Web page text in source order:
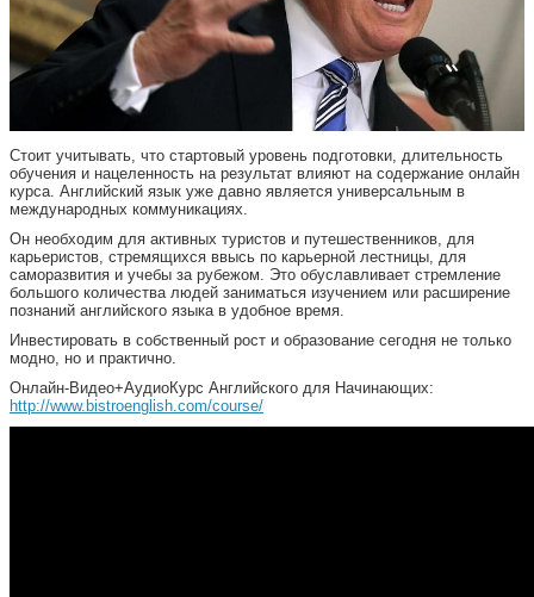
Стоит учитывать, что стартовый уровень подготовки, длительность
обучения и нацеленность на результат влияют на содержание онлайн
курса. Английский язык уже давно является универсальным в
международных коммуникациях.
Он необходим для активных туристов и путешественников, для
карьеристов, стремящихся ввысь по карьерной лестницы, для
саморазвития и учебы за рубежом. Это обуславливает стремление
большого количества людей заниматься изучением или расширение
познаний английского языка в удобное время.
Инвестировать в собственный рост и образование сегодня не только
модно, но и практично.
Онлайн-Видео+АудиоКурс Английского для Начинающих:
http://www.bistroenglish.com/course/